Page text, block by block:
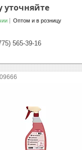
уточняйте
Оптом и в розницу
565-39-16